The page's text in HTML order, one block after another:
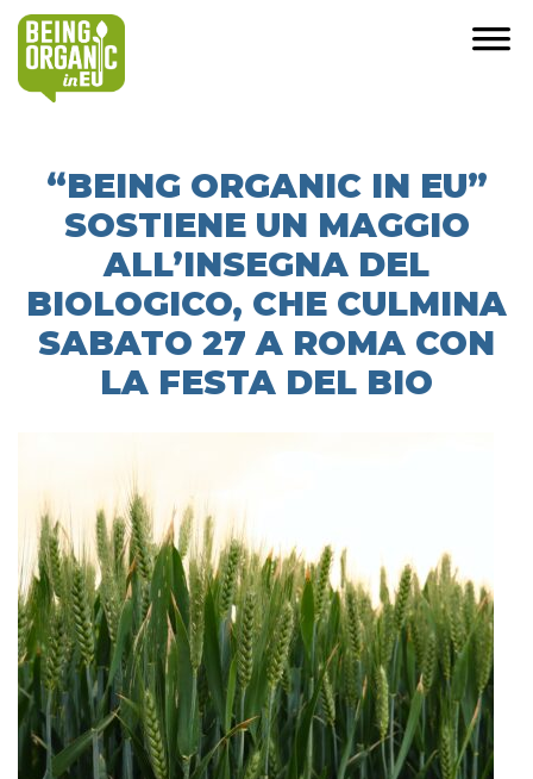
“BEING ORGANIC IN EU”
SOSTIENE UN MAGGIO
ALL’INSEGNA DEL
BIOLOGICO, CHE CULMINA
SABATO 27 A ROMA CON
LA FESTA DEL BIO